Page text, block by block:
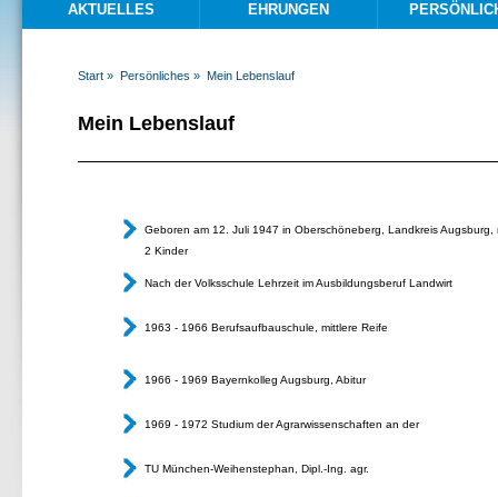
AKTUELLES EHRUNGEN
Start » Persönliches » Mein Lebenslauf
Mein Lebenslauf
Geboren am 12. Juli 1947 in Oberschöneberg, LandkreisAugsburg,
2 Kinder
Nach der Volksschule Lehrzeit im Ausbildungsberuf Landwirt
1963 - 1966 Berufsaufbauschule, mittlere Reife
1966 - 1969 Bayernkolleg Augsburg, Abitur
1969 - 1972 Studium der Agrarwissenschaften an der
TU München-Weihenstephan, Dipl.-Ing. agr.